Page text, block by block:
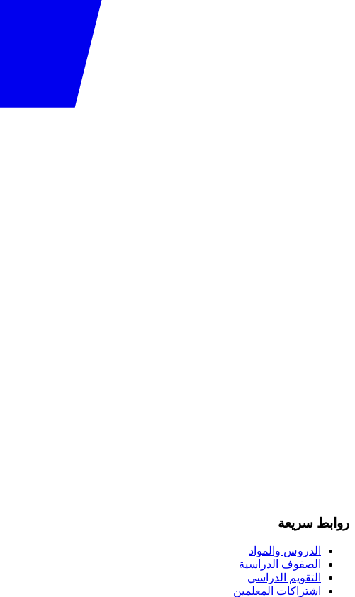
روابط سريعة
الدروس والمواد
الصفوف الدراسية
التقويم الدراسي
اشتراكات المعلمين